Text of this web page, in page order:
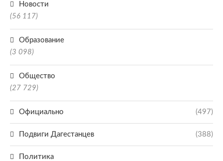
Новости
(56 117)
Образование
(3 098)
Общество
(27 729)
Официально (497)
Подвиги Дагестанцев (388)
Политика